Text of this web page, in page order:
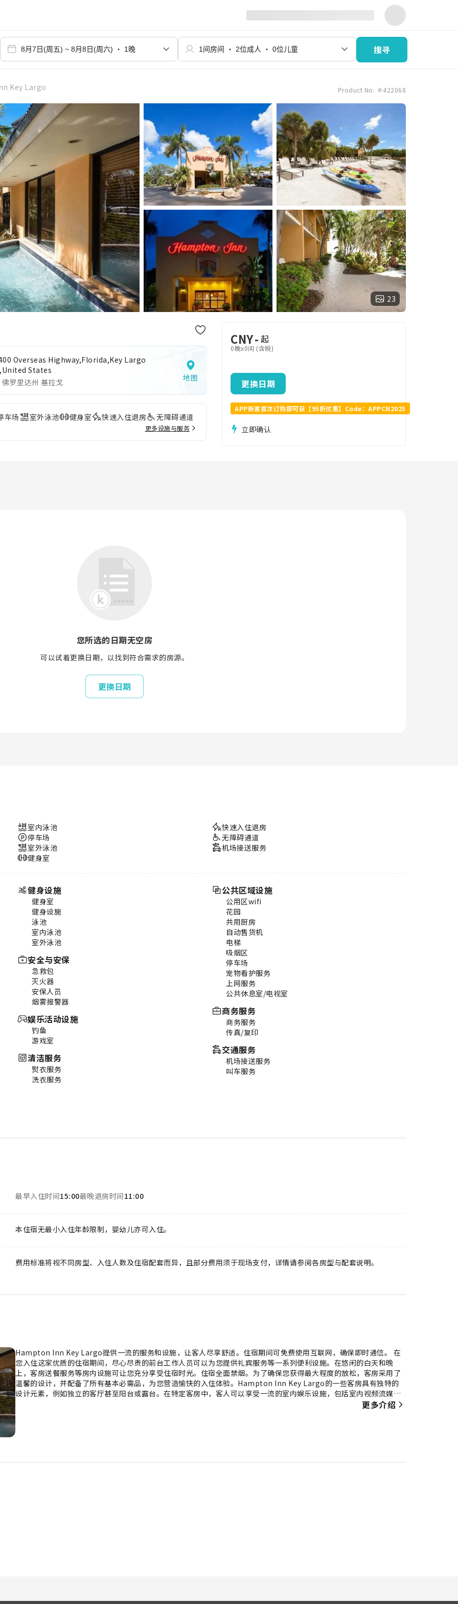
搜寻
Key Largo Product No. ＃422068
23
Overseas Highway,Florida,Key Largo
States
佛罗里达州 基拉戈
地图
车场 室外泳池 健身室 快速入住退房
无障碍通道
更多设施与服务
CNY- 起
0晚x0间 (含税)
更换日期
APP新客首次订购即可获【95折优惠】Code：APPCN2025
立即确认
您所选的日期无空房
可以试着更换日期，以找到符合需求的房源。
更换日期
室内泳池
停车场
室外泳池
健身室
快速入住退房
无障碍通道
机场接送服务
健身设施
健身室
健身设施
泳池
室内泳池
室外泳池
安全与安保
急救包
灭火器
安保人员
烟雾报警器
娱乐活动设施
钓鱼
游戏室
清洁服务
熨衣服务
洗衣服务
公共区域设施
公用区wifi
花园
共用厨房
自动售货机
电梯
吸烟区
停车场
宠物看护服务
上网服务
公共休息室/电视室
商务服务
商务服务
传真/复印
交通服务
机场接送服务
叫车服务
最早入住时间15:00最晚退房时间11:00
本住宿无最小入住年龄限制，婴幼儿亦可入住。
费用标准将视不同房型、入住人数及住宿配套而异，且部分费用须于现场支付，详情请参阅各房型与配套说明。
Hampton Inn Key Largo提供一流的服务和设施，让客人尽享舒适。住宿期间可免费使用互联网，确保即时通信。 在
您入住这家优质的住宿期间，尽心尽责的前台工作人员可以为您提供礼宾服务等一系列便利设施。在悠闲的白天和晚
上，客房送餐服务等房内设施可让您充分享受住宿时光。住宿全面禁烟。为了确保您获得最大程度的放松，客房采用了
温馨的设计，并配备了所有基本必需品，为您营造愉快的入住体验。Hampton Inn Key Largo的一些客房具有独特的
设计元素，例如独立的客厅甚至阳台或露台。在特定客房中，客人可以享受一流的室内娱乐设施，包括室内视频流媒
体、每日报纸或电视。 在某些客房内，您可以方便地享用室内饮料。 使用部分客房浴室提供的浴袍、毛巾或吹风机，让
更多介绍